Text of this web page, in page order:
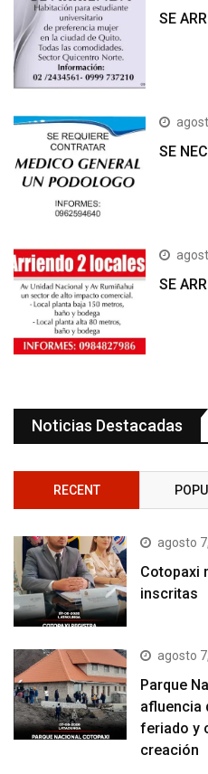
SE
SE
SE
Noticias Destacadas
RECENT
agosto
Cotopaxi
inscritas
agosto
Parque
afluencia
feriado y
creación